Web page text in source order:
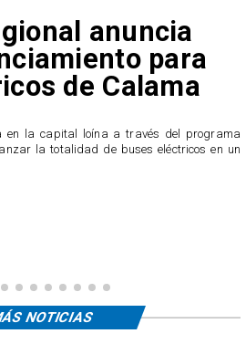
anuncia
para
de Calama
en la capital loína a través del programa
la totalidad de buses eléctricos en un
NOTICIAS